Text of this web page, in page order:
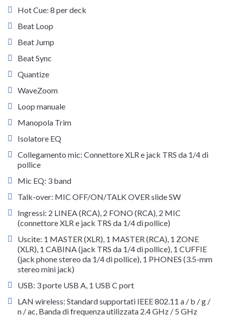
Hot Cue: 8 per deck
Beat Loop
Beat Jump
Beat Sync
Quantize
WaveZoom
Loop manuale
Manopola Trim
Isolatore EQ
Collegamento mic: Connettore XLR e jack TRS da 1/4 di
pollice
Mic EQ: 3 band
Talk-over: MIC OFF/ON/TALK OVER slide SW
Ingressi: 2 LINEA (RCA), 2 FONO (RCA), 2 MIC
(connettore XLR e jack TRS da 1/4 di pollice)
Uscite: 1 MASTER (XLR), 1 MASTER (RCA), 1 ZONE
(XLR), 1 CABINA (jack TRS da 1/4 di pollice), 1 CUFFIE
(jack phone stereo da 1/4 di pollice), 1 PHONES (3.5-mm
stereo mini jack)
USB: 3 porte USB A, 1 USB C port
LAN wireless: Standard supportati IEEE 802.11 a / b / g /
n / ac, Banda di frequenza utilizzata 2.4 GHz / 5 GHz